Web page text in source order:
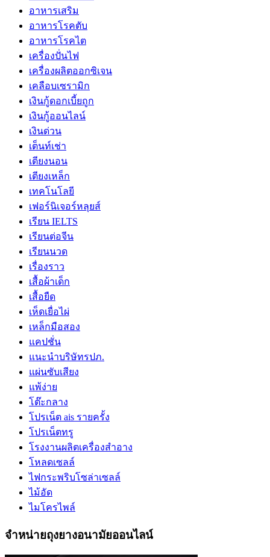
อาหารเสริม
อาหารโรคตับ
อาหารโรคไต
เครื่องปั่นไฟ
เครื่องผลิตออกซิเจน
เคลือบเซรามิก
เงินกู้ดอกเบี้ยถูก
เงินกู้ออนไลน์
เงินด่วน
เต็นท์เช่า
เตียงนอน
เตียงเหล็ก
เทคโนโลยี
เฟอร์นิเจอร์หลุยส์
เรียน IELTS
เรียนต่อจีน
เรียนนวด
เรื่องราว
เสื้อผ้าเด็ก
เสื้อยืด
เห็ดเยื่อไผ่
เหล็กมือสอง
แคปชั่น
แนะนำบริษัทรปภ.
แผ่นซับเสียง
แพ้ง่าย
โต๊ะกลาง
โปรเน็ต ais รายครั้ง
โปรเน็ตทรู
โรงงานผลิตเครื่องสำอาง
โหลดเซลล์
ไฟกระพริบโซล่าเซลล์
ไม้อัด
ไมโครไพล์
จำหน่ายถุงยางอนามัยออนไลน์